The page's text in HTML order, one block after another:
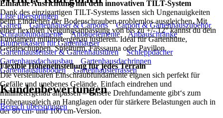
Einfache Ausrichtung mit dem innovativen TILT-System
Dank des einzigartigen TILT-Systems lassen sich Ungenauigkeiten
beim Eindrehen der Bodenschrauben problemlos ausgleichen. Mit
einer flexiblen Neigungsanpassung von bis zu +/- 12° kannst du dein
Fundament millimetergenau justieren. Ideal für Gartenhütte,
Geräteschuppen, Spielturm, Fasssauna oder Pavillon.
Flexible Höheneinstellung für jedes Terrain
Die verstellbaren Einschraubfundamente eignen sich perfekt für
Gefälle und unebenes Gelände. Einfach eindrehen und
millimetergenau anpassen – Unsere Drehfundamente gibt‘s zum
Höhenausgleich an Hanglagen oder für stärkere Belastungen auch in
der 80 cm- und 100 cm-Version.
Liste überspringen
Garten
Gartenhäuser & Carports
Carport & Gartenhauszubehör
Schraubfundamente
Anbauelemente
Anbauschränke
Blumenkästen für Gartenhäuser
Gartenhausfenster & Gartenhaustüren
Schleppdächer
Gartenhausdachausbau
Gartenhausdachrinnen
Gartenhausfußböden
Gartenhausterrassen
Kundenbewertungen
Bereich überspringen